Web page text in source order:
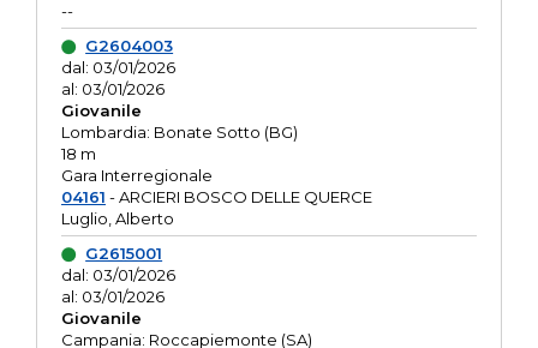
--
G2604003
dal: 03/01/2026
al: 03/01/2026
Giovanile
Lombardia: Bonate Sotto (BG)
18 m
Gara Interregionale
04161 - ARCIERI BOSCO DELLE QUERCE
Luglio, Alberto
G2615001
dal: 03/01/2026
al: 03/01/2026
Giovanile
Campania: Roccapiemonte (SA)